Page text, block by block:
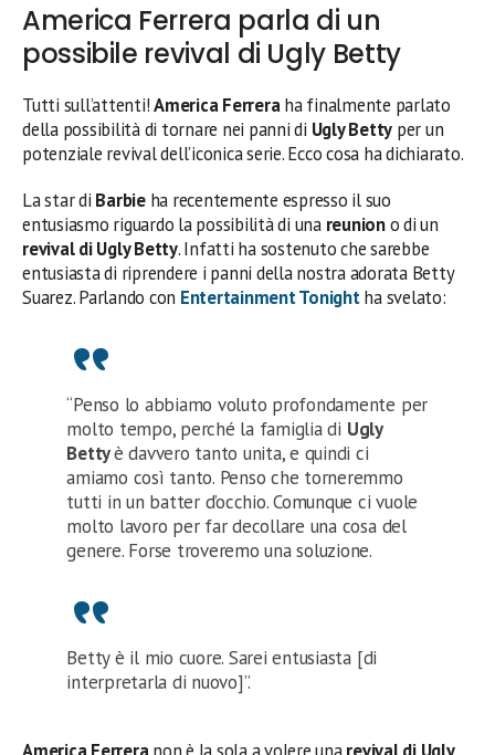
America Ferrera parla di un
possibile revival di Ugly Betty
Tutti sull’attenti!America Ferreraha finalmente parlato
della possibilità di tornare nei panni di Ugly Betty per un
potenziale revival dell’iconica serie. Ecco cosa ha dichiarato.
La star di Barbie ha recentemente espresso il suo
entusiasmo riguardo la possibilità di una reuniono di un
revival di Ugly Betty. Infatti ha sostenuto che sarebbe
entusiasta di riprendere i panni della nostra adorata Betty
Suarez. Parlando con Entertainment Tonightha svelato:
“Penso lo abbiamo voluto profondamente per
molto tempo, perché la famiglia di Ugly
Bettyè davvero tanto unita, e quindi ci
amiamo così tanto. Penso che torneremmo
tutti in un batter d’occhio. Comunque ci vuole
molto lavoro per far decollare una cosa del
genere. Forse troveremo una soluzione.
Betty è il mio cuore. Sarei entusiasta [di
interpretarla di nuovo]”.